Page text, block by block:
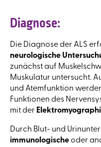
Diagnose:
Die Diagnose der ALS
neurologische
zunächst auf
Muskulatur untersucht.
und Atemfunktion
Funktionen des
mit der
Durch Blut- und
immunologischeoder